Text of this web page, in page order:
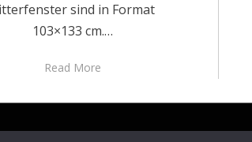
sind in Format
103×133 cm.…
Read More